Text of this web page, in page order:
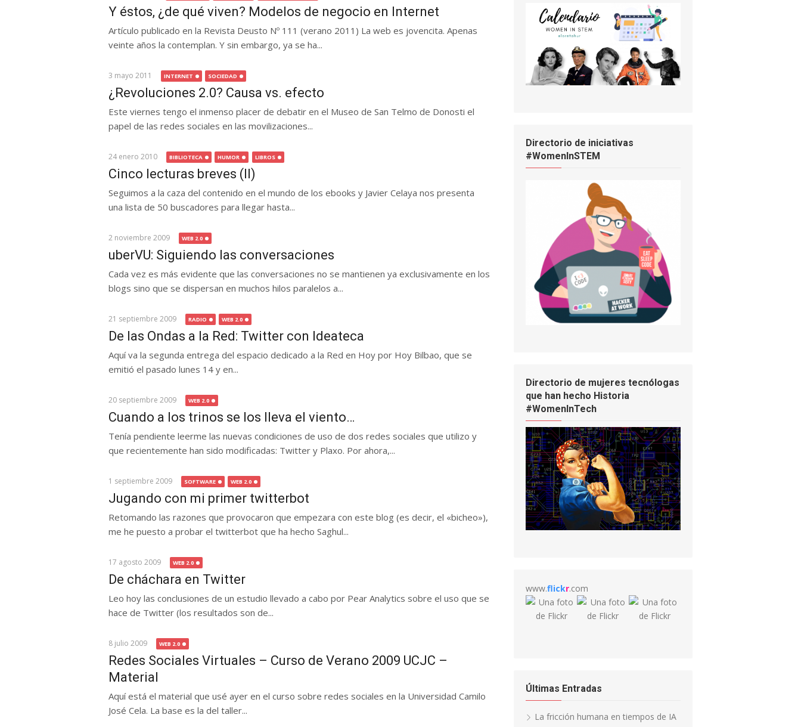
Y éstos, ¿de qué viven? Modelos de negocio en Internet
Artículo publicado en la Revista Deusto Nº 111 (verano 2011) La web es jovencita. Apenas
veinte años la contemplan. Y sin embargo, ya se ha...
3 mayo 2011 INTERNET SOCIEDAD
¿Revoluciones 2.0? Causa vs. efecto
Este viernes tengo el inmenso placer de debatir en el Museo de San Telmo de Donosti el
papel de las redes sociales en las movilizaciones...
24 enero 2010 BIBLIOTECA HUMOR LIBROS
Cinco lecturas breves (II)
Seguimos a la caza del contenido en el mundo de los ebooks y Javier Celaya nos presenta
una lista de 50 buscadores para llegar hasta...
2 noviembre 2009 WEB 2.0
uberVU: Siguiendo las conversaciones
Cada vez es más evidente que las conversaciones no se mantienen ya exclusivamente en los
blogs sino que se dispersan en muchos hilos paralelos a...
21 septiembre 2009 RADIO WEB 2.0
De las Ondas a la Red: Twitter con Ideateca
Aquí va la segunda entrega del espacio dedicado a la Red en Hoy por Hoy Bilbao, que se
emitió el pasado lunes 14 y en...
20 septiembre 2009 WEB 2.0
Cuando a los trinos se los lleva el viento…
Tenía pendiente leerme las nuevas condiciones de uso de dos redes sociales que utilizo y
que recientemente han sido modificadas: Twitter y Plaxo. Por ahora,...
1 septiembre 2009 SOFTWARE WEB 2.0
Jugando con mi primer twitterbot
Retomando las razones que provocaron que empezara con este blog (es decir, el «bicheo»),
me he puesto a probar el twitterbot que ha hecho Saghul...
17 agosto 2009 WEB 2.0
De cháchara en Twitter
Leo hoy las conclusiones de un estudio llevado a cabo por Pear Analytics sobre el uso que se
hace de Twitter (los resultados son de...
8 julio 2009 WEB 2.0
Redes Sociales Virtuales – Curso de Verano 2009 UCJC –
Material
Aquí está el material que usé ayer en el curso sobre redes sociales en la Universidad Camilo
José Cela. La base es la del taller...
Directorio de iniciativas
#WomenInSTEM
Directorio de mujeres tecnólogas
que han hecho Historia
#WomenInTech
www.flickr.com
Últimas Entradas
La fricción humana en tiempos de IA